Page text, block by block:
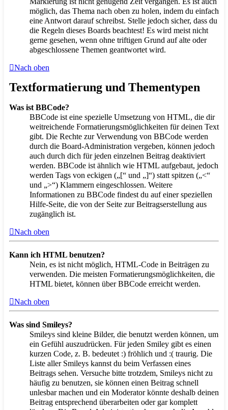
möglich, das Thema nach oben zu holen, indem du einfach
eine Antwort darauf schreibst. Stelle jedoch sicher, dass du
die Regeln dieses Boards beachtest! Es wird meist nicht
gerne gesehen, wenn ohne triftigen Grund auf alte oder
abgeschlossene Themen geantwortet wird.
Nach oben
Textformatierung und Thementypen
Was ist BBCode?
BBCode ist eine spezielle Umsetzung von HTML, die dir
weitreichende Formatierungsmöglichkeiten für deinen Text
gibt. Die Rechte zur Verwendung von BBCode werden
durch die Board-Administration vergeben, können jedoch
auch durch dich für jeden einzelnen Beitrag deaktiviert
werden. BBCode ist ähnlich wie HTML aufgebaut, jedoch
werden Tags von eckigen („[“ und „]“) statt spitzen („<“
und „>“) Klammern eingeschlossen. Weitere
Informationen zu BBCode findest du auf einer speziellen
Hilfe-Seite, die von der Seite zur Beitragserstellung aus
zugänglich ist.
Nach oben
Kann ich HTML benutzen?
Nein, es ist nicht möglich, HTML-Code in Beiträgen zu
verwenden. Die meisten Formatierungsmöglichkeiten, die
HTML bietet, können über BBCode erreicht werden.
Nach oben
Was sind Smileys?
Smileys sind kleine Bilder, die benutzt werden können, um
ein Gefühl auszudrücken. Für jeden Smiley gibt es einen
kurzen Code, z. B. bedeutet :) fröhlich und :( traurig. Die
Liste aller Smileys kannst du beim Verfassen eines
Beitrags sehen. Versuche bitte trotzdem, Smileys nicht zu
häufig zu benutzen, sie können einen Beitrag schnell
unlesbar machen und ein Moderator könnte deshalb deinen
Beitrag entsprechend überarbeiten oder gar komplett